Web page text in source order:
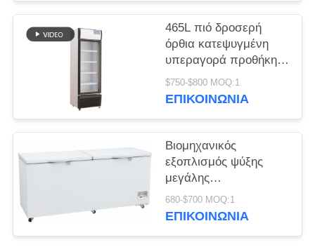
465L πιό δροσερή
όρθια κατεψυγμένη
υπεραγορά προθήκη
επίδειξης ποτών
πορτών γυαλιού
$750-$800 MOQ:1
ΕΠΙΚΟΙΝΩΝΊΑ
Βιομηχανικός
εξοπλισμός ψύξης
μεγάλης
περιεκτικότητας
οριζόντιος για την
680-$700 MOQ:1
ΕΠΙΚΟΙΝΩΝΊΑ